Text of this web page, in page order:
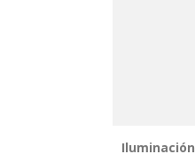
Iluminación